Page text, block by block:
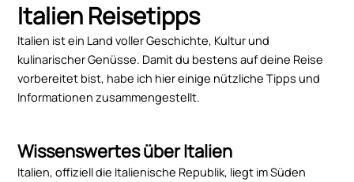
Italien Reisetipps
Italien ist ein Land voller Geschichte, Kultur und
kulinarischer Genüsse. Damit du bestens auf deine Reise
vorbereitet bist, habe ich hier einige nützliche Tipps und
Informationen zusammengestellt.
Wissenswertes über Italien
Italien, offiziell die Italienische Republik, liegt im Süden